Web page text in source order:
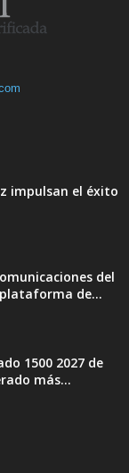
impulsan el éxito
del
de...
1500 2027 de
más...